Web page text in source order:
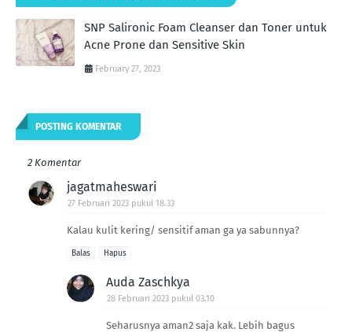
SNP Salironic Foam Cleanser dan Toner untuk
Acne Prone dan Sensitive Skin
February 27, 2023
POSTING KOMENTAR
2 Komentar
jagatmaheswari
27 Februari 2023 pukul 18.33
Kalau kulit kering/ sensitif aman ga ya sabunnya?
Balas Hapus
Auda Zaschkya
28 Februari 2023 pukul 03.10
Seharusnya aman2 saja kak. Lebih bagus